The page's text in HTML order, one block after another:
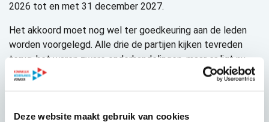
Deze website maakt gebruik van cookies
2026 tot en met 31 december 2027.
Het akkoord moet nog wel ter goedkeuring aan de leden
worden voorgelegd. Alle drie de partijen kijken tevreden
terug, het waren zware onderhandelingen, maar er ligt nu
een mooi pakket aan arbeidsvoorwaarden.
• Loonsverhoging: 3,5% per 1 januari 2026 en nogmaals 3,5%